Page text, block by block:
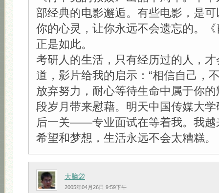
部经典的电影邂逅。有些电影，是
你的心灵，让你永远不会遗忘的。
正是如此。
考研人的生活，只有经历过的人，
道，影片给我的启示：“相信自己，
放弃努力，耐心等待生命中属于你的
段岁月带来慰藉。明天中国传媒大
后一关——专业面试在等着我。我越
希望和梦想，生活永远不会太糟糕。
大脑袋
2005年04月26日 9:59下午